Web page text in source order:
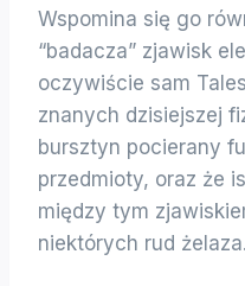
Wspomina się go
“badacza” zjawisk
oczywiście sam
znanych dzisiejszej
bursztyn pocierany
przedmioty, oraz że
między tym
niektórych rud żelaza.